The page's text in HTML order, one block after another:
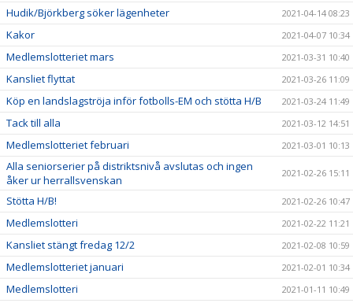
Hudik/Björkberg söker lägenheter 2021-04-14 08:23
Kakor 2021-04-07 10:34
Medlemslotteriet mars 2021-03-31 10:40
Kansliet flyttat 2021-03-26 11:09
Köp en landslagströja inför fotbolls-EM och stötta H/B 2021-03-24 11:49
Tack till alla 2021-03-12 14:51
Medlemslotteriet februari 2021-03-01 10:13
Alla seniorserier på distriktsnivå avslutas och ingen
åker ur herrallsvenskan
2021-02-26 15:11
Stötta H/B! 2021-02-26 10:47
Medlemslotteri 2021-02-22 11:21
Kansliet stängt fredag 12/2 2021-02-08 10:59
Medlemslotteriet januari 2021-02-01 10:34
Medlemslotteri 2021-01-11 10:49